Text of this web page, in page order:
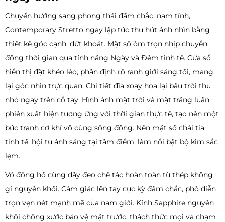
Chuyển hướng sang phong thái đầm chắc, nam tính,
Contemporary Stretto ngay lập tức thu hút ánh nhìn bằng
thiết kế góc cạnh, dứt khoát. Mặt số ôm trọn nhịp chuyển
động thời gian qua tính năng Ngày và Đêm tinh tế. Cửa sổ
hiển thị đặt khéo léo, phân định rõ ranh giới sáng tối, mang
lại góc nhìn trực quan. Chi tiết đĩa xoay họa lại bầu trời thu
nhỏ ngay trên cổ tay. Hình ảnh mặt trời và mặt trăng luân
phiên xuất hiện tương ứng với thời gian thực tế, tạo nên một
bức tranh cơ khí vô cùng sống động. Nền mặt số chải tia
tinh tế, hội tụ ánh sáng tại tâm điểm, làm nổi bật bộ kim sắc
lẹm.
Vỏ đồng hồ cùng dây đeo chế tác hoàn toàn từ thép không
gỉ nguyên khối. Cảm giác lên tay cực kỳ đầm chắc, phô diễn
trọn vẹn nét mạnh mẽ của nam giới. Kính Sapphire nguyên
khối chống xước bảo vệ mặt trước, thách thức mọi va chạm